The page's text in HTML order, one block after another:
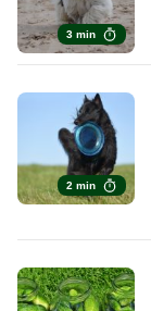
3 min
2 min